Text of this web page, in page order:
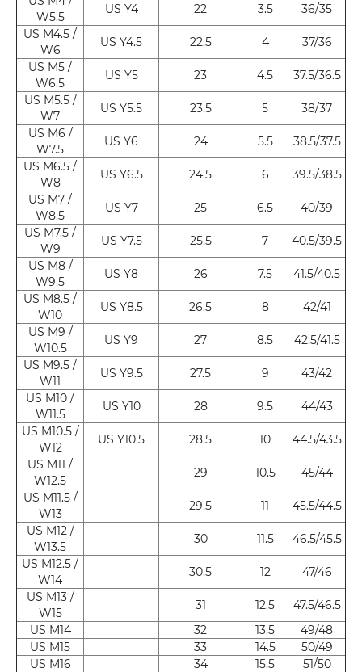
W5.5
US Y4 22 3.5
36/35
US M4.5 /
W6
US Y4.5 22.5 4
37/36
US M5 /
W6.5
US Y5 23 4.5
37.5/36.5
US M5.5 /
W7
US Y5.5 23.5 5
38/37
US M6 /
W7.5
US Y6 24 5.5
38.5/37.5
US M6.5 /
W8
US Y6.5 24.5 6
39.5/38.5
US M7 /
W8.5
US Y7 25 6.5
40/39
US M7.5 /
W9
US Y7.5 25.5 7
40.5/39.5
US M8 /
W9.5
US Y8 26 7.5
41.5/40.5
US M8.5 /
W10
US Y8.5 26.5 8
42/41
US M9 /
W10.5
US Y9 27 8.5
42.5/41.5
US M9.5 /
W11
US Y9.5 27.5 9
43/42
US M10 /
W11.5
US Y10 28 9.5
44/43
US M10.5 /
W12
US Y10.5 28.5 10
44.5/43.5
US M11 /
W12.5
29 10.5
45/44
US M11.5 /
W13
29.5 11
45.5/44.5
US M12 /
W13.5
30 11.5
46.5/45.5
US M12.5 /
W14
30.5 12
47/46
US M13 /
W15
31 12.5
47.5/46.5
US M14
32 13.5
49/48
US M15
33 14.5
50/49
US M16
34 15.5
51/50